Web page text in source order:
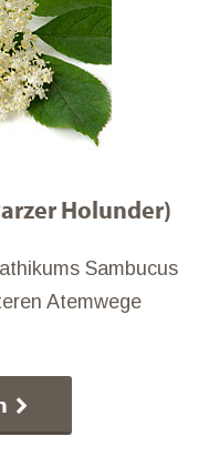
Holunder)
Sambucus
Atemwege